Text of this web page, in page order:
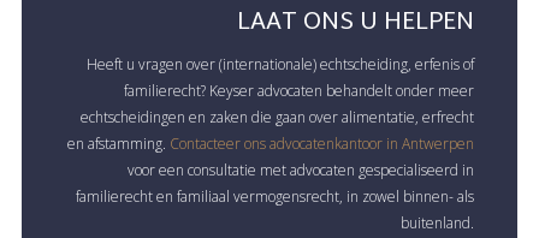
LAAT ONS U HELPEN
Heeft u vragen over (internationale) echtscheiding, erfenis of
familierecht? Keyser advocaten behandelt onder meer
echtscheidingen en zaken die gaan over alimentatie, erfrecht
en afstamming. Contacteer ons advocatenkantoor in Antwerpen
voor een consultatie met advocaten gespecialiseerd in
familierecht en familiaal vermogensrecht, in zowel binnen- als
buitenland.